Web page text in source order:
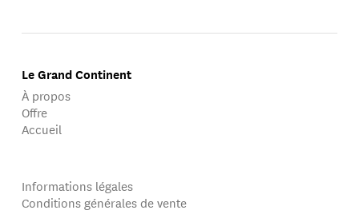
Le Grand Continent
À propos
Offre
Accueil
Informations légales
Conditions générales de vente